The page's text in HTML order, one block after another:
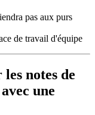
pas aux purs
de travail d'équipe
notes de
une